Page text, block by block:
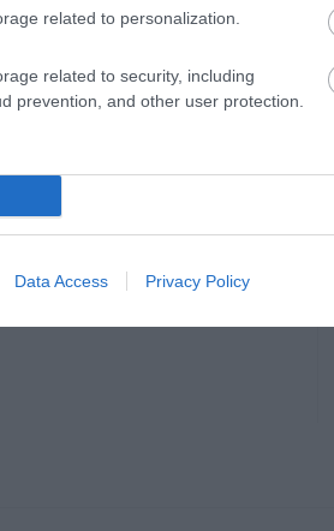
related to personalization.
related to security, including
prevention, and other user protection.
Data Access Privacy Policy